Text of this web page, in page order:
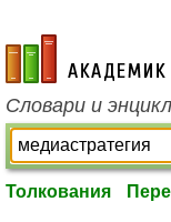
academic.ru
Словари и
Толкования